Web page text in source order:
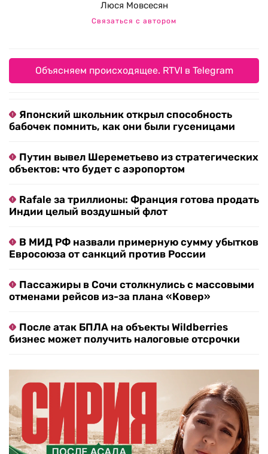
Люся Мовсесян
Связаться с автором
Объясняем происходящее. RTVI в Telegram
Японский школьник открыл способность
бабочек помнить, как они были гусеницами
Путин вывел Шереметьево из стратегических
объектов: что будет с аэропортом
Rafale за триллионы: Франция готова продать
Индии целый воздушный флот
В МИД РФ назвали примерную сумму убытков
Евросоюза от санкций против России
Пассажиры в Сочи столкнулись с массовыми
отменами рейсов из-за плана «Ковер»
После атак БПЛА на объекты Wildberries
бизнес может получить налоговые отсрочки